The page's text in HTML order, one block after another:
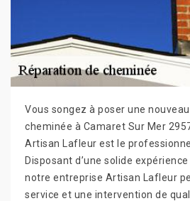
Vous songez à poser une
cheminée à Camaret Sur Mer
Artisan Lafleur est le
Disposant d’une solide
notre entreprise Artisan Lafleur
service et une intervention de